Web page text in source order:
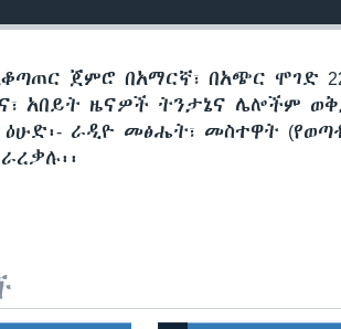
ጀምሮ በአማርኛ፣ በአጭር ሞገድ
አበይት ዜናዎች ትንታኔና ሌሎችም
ራዲዮ መፅሔት፣ መስተዋት